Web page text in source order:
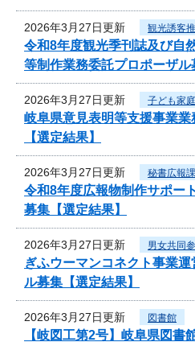
2026年3月27日更新 観光誘客
令和8年度観光季刊誌及び自
等制作業務委託プロポーザル
2026年3月27日更新 子ども家
岐阜県意見表明等支援事業
【選定結果】
2026年3月27日更新 秘書広報課
令和8年度広報物制作サポー
募集【選定結果】
2026年3月27日更新 男女共同
ぎふウーマンコネクト事業
ル募集【選定結果】
2026年3月27日更新 図書館
【岐図工第2号】岐阜県図書